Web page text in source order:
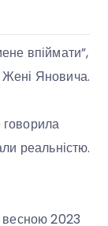
впіймати”,
Яновича.
реальністю.
весною 2023